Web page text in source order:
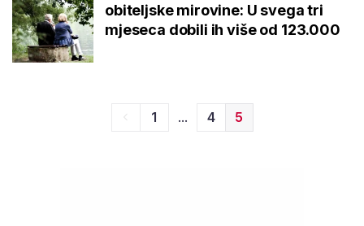
obiteljske mirovine: U svega tri
mjeseca dobili ih više od 123.000
1 ... 4 5